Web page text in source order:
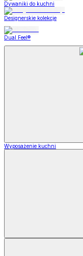
Dywaniki do kuchni
Designerskie kolekcje
Dual Feel®
Wyposażenie kuchni